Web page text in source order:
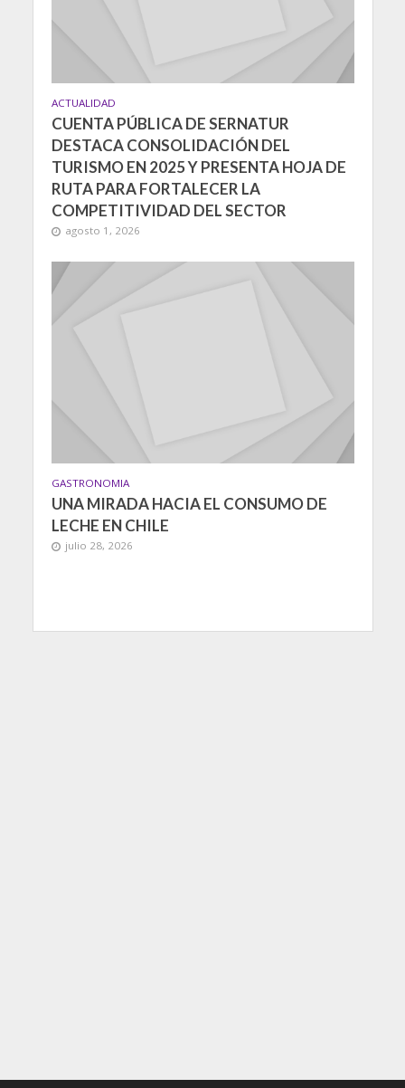
ACTUALIDAD
CUENTA PÚBLICA DE SERNATUR
DESTACA CONSOLIDACIÓN DEL
TURISMO EN 2025 Y PRESENTA HOJA DE
RUTA PARA FORTALECER LA
COMPETITIVIDAD DEL SECTOR
agosto 1, 2026
GASTRONOMIA
UNA MIRADA HACIA EL CONSUMO DE
LECHE EN CHILE
julio 28, 2026